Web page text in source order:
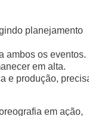
planejamento
ambos os eventos.
em alta.
e produção,
em ação,